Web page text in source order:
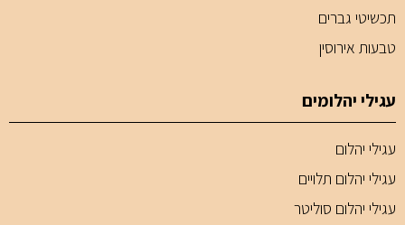
תכשיטי גברים
טבעות אירוסין
עגילי יהלומים
עגילי יהלום
עגילי יהלום תלויים
עגילי יהלום סוליטר